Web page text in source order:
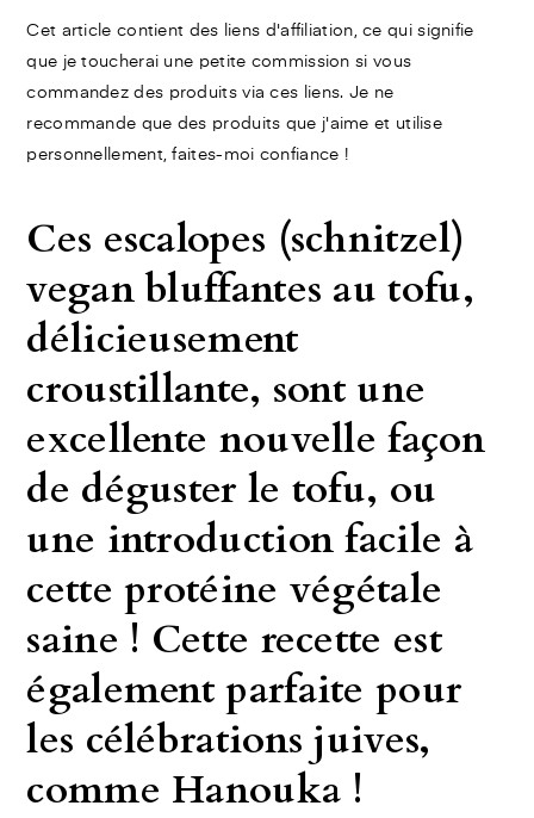
Cet article contient des liens d'affiliation, ce qui signifie
que je toucherai une petite commission si vous
commandez des produits via ces liens. Je ne
recommande que des produits que j'aime et utilise
personnellement, faites-moi confiance !
Ces escalopes (schnitzel)
vegan bluffantes au tofu,
délicieusement
croustillante, sont une
excellente nouvelle façon
de déguster le tofu, ou
une introduction facile à
cette protéine végétale
saine ! Cette recette est
également parfaite pour
les célébrations juives,
comme Hanouka !